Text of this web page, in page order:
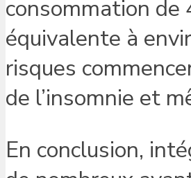
consommation de
équivalente à
risques
de l’insomnie et
En conclusion,